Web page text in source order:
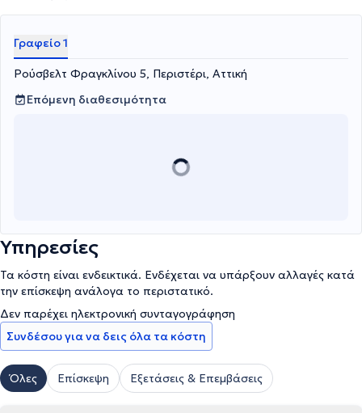
Γραφείο 1
Ρούσβελτ Φραγκλίνου 5, Περιστέρι, Αττική
Επόμενη διαθεσιμότητα
Υπηρεσίες
Τα κόστη είναι ενδεικτικά. Ενδέχεται να υπάρξουν αλλαγές κατά
την επίσκεψη ανάλογα το περιστατικό.
Δεν παρέχει ηλεκτρονική συνταγογράφηση
Συνδέσου για να δεις όλα τα κόστη
Όλες Επίσκεψη Εξετάσεις & Επεμβάσεις